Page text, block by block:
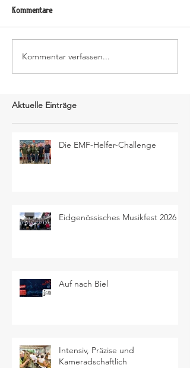
Kommentare
Kommentar verfassen...
Aktuelle Einträge
Die EMF-Helfer-Challenge
Eidgenössisches Musikfest 2026
Auf nach Biel
Intensiv, Präzise und
Kameradschaftlich